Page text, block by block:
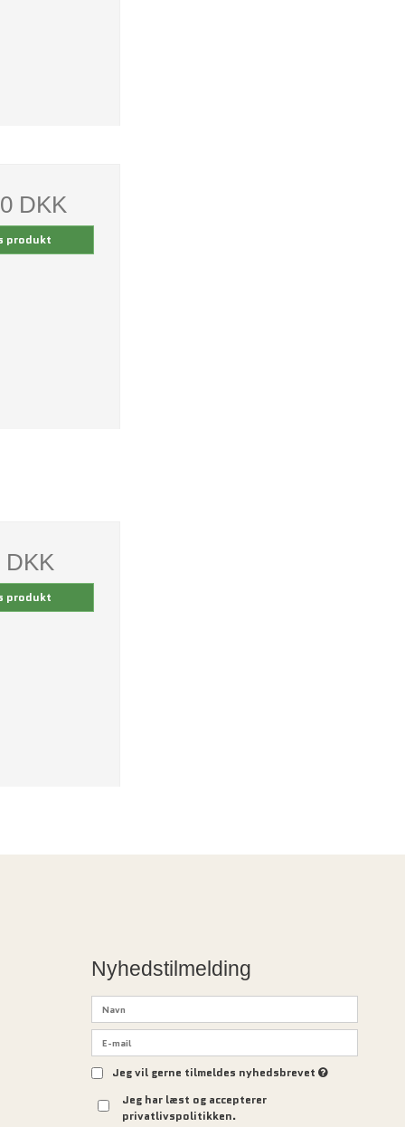
DKK
produkt
DKK
produkt
Nyhedstilmelding
Jeg vil gerne tilmeldes nyhedsbrevet
Jeg har læst og accepterer
privatlivspolitikken.